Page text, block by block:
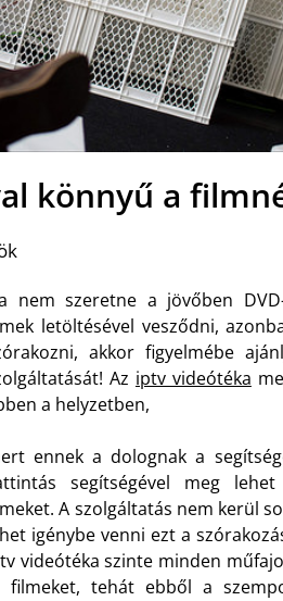
könnyű a
nem szeretne a jövőben
letöltésével vesződni,
akkor figyelmébe
Az iptv videótéka
a helyzetben,
ennek a dolognak a
segítségével meg
A szolgáltatás nem kerül
igénybe venni ezt a
videótéka szinte minden
filmeket, tehát ebből a